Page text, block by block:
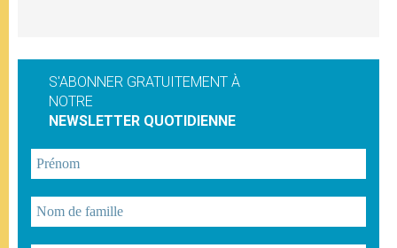
S'ABONNER GRATUITEMENT À
NOTRE
NEWSLETTER QUOTIDIENNE